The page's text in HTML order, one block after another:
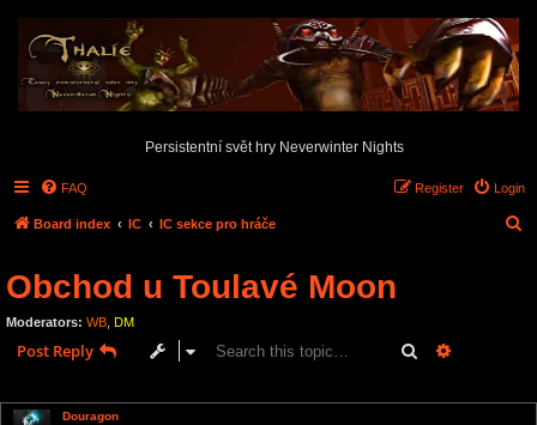
Persistentní svět hry Neverwinter Nights
FAQ Login
Register
Board index IC IC sekce pro hráče
Obchod u Toulavé Moon
Moderators: WB DM
Post Reply Search
Douragon